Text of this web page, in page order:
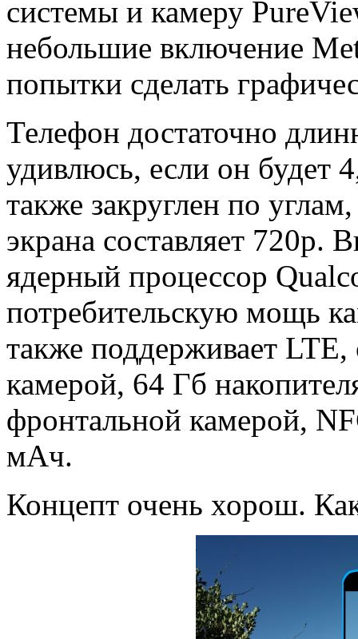
системы и камеру
небольшие включение
попытки сделать
Телефон достаточно
удивлюсь, если он будет
также закруглен по
экрана составляет 720p.
ядерный процессор
потребительскую мощь
также поддерживает
камерой, 64 Гб
фронтальной камерой,
мАч.
Концепт очень хорош.